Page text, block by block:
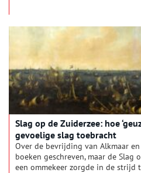
Slag op de Zuiderzee: hoe
gevoelige slag toebracht
Over de bevrijding van Alkmaar
boeken geschreven, maar de Slag
een ommekeer zorgde in de strijd